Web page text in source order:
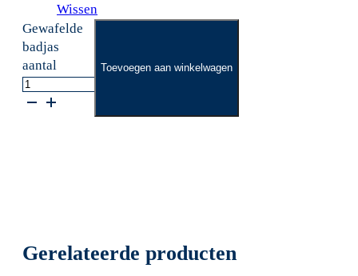
Wissen
Gewafelde
badjas
aantal
Toevoegen aan winkelwagen
Gerelateerde producten